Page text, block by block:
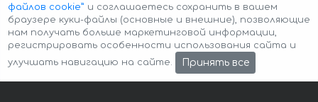
Авторские права © 2026 Авто-Аренда Cookie Policy
файлов cookie” и соглашаетесь сохранить в вашем
браузере куки-файлы (основные и внешние), позволяющие
нам получать больше маркетинговой информации,
регистрировать особенности использования сайта и
улучшать навигацию на сайте.
Принять все